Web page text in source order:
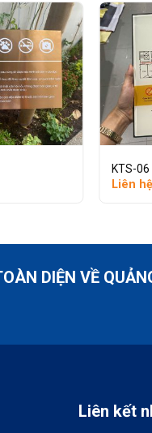
KTS-06
Liên hệ
DIỆN VỀ
Liên kết